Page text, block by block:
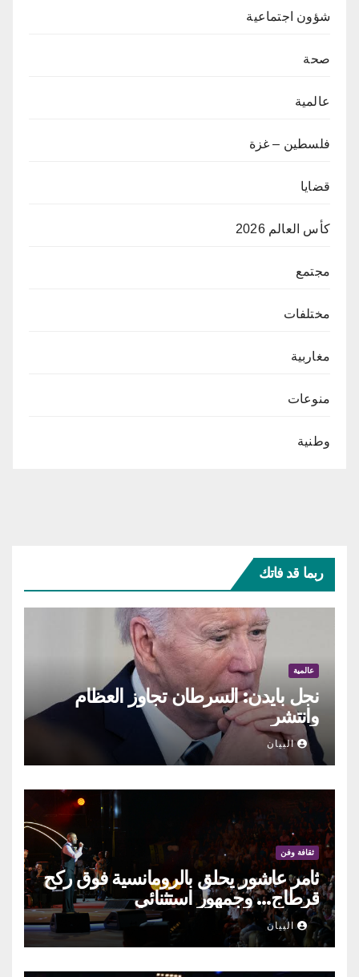
شؤون اجتماعية
صحة
عالمية
فلسطين – غزة
قضايا
كأس العالم 2026
مجتمع
مختلفات
مغاربية
منوعات
وطنية
ربما قد فاتك
عالمية
نجل بايدن: السرطان تجاوز العظام
وانتشر
البيان
ثقافة وفن
ثامر عاشور يحلق بالرومانسية فوق ركح
قرطاج… وجمهور استثنائي
البيان